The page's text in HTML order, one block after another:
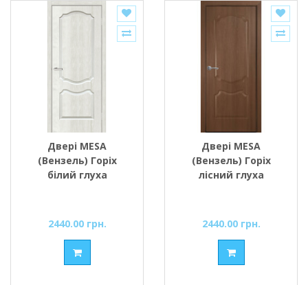
Двері MESA
(Вензель) Горіх
білий глуха
2440.00 грн.
Двері MESA
(Вензель) Горіх
лісний глуха
2440.00 грн.